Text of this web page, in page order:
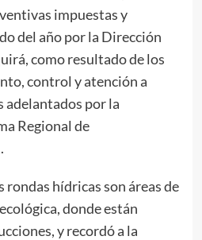
impuestas y
del año por la Dirección
como resultado de los
control y atención a
adelantados por la
Regional de
rondas hídricas son áreas de
donde están
y recordó a la